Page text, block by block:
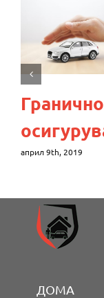
Гранично
април 9th, 2019
ДОМА